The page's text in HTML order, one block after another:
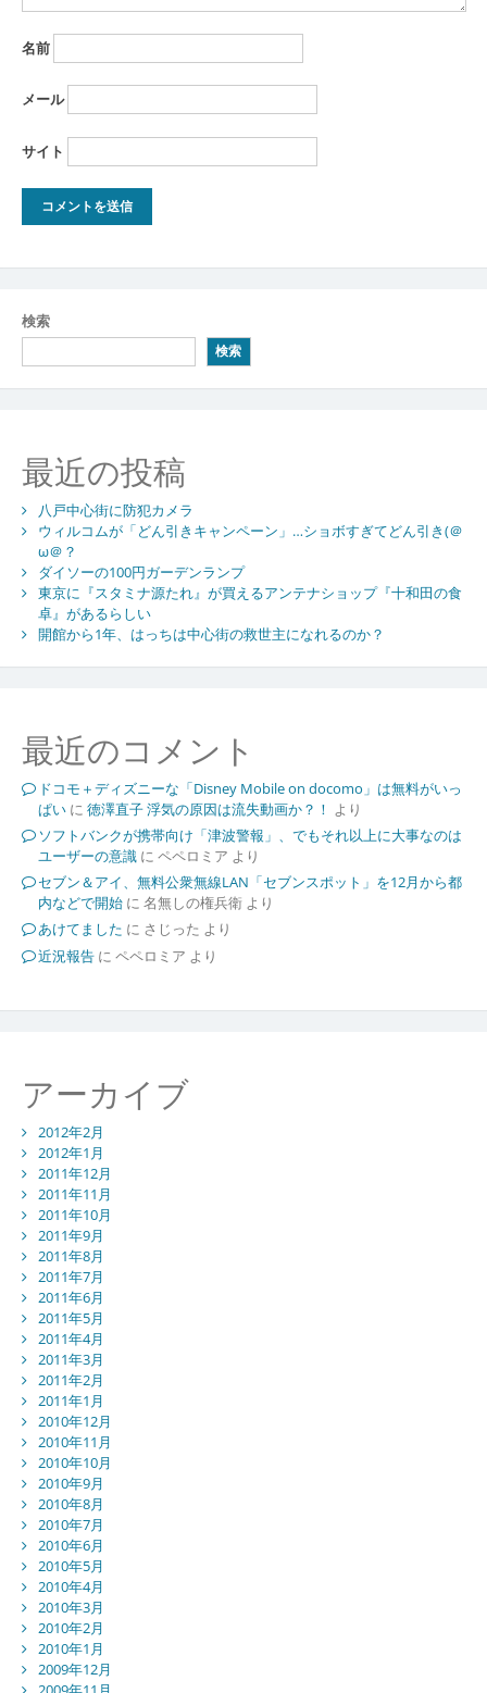
名前
メール
サイト
検索
検索
最近の投稿
八戸中心街に防犯カメラ
ウィルコムが「どん引きキャンペーン」…ショボすぎてどん引き(＠
ω＠？
ダイソーの100円ガーデンランプ
東京に『スタミナ源たれ』が買えるアンテナショップ『十和田の食
卓』があるらしい
開館から1年、はっちは中心街の救世主になれるのか？
最近のコメント
ドコモ＋ディズニーな「Disney Mobile on docomo」は無料がいっ
ぱいに 徳澤直子 浮気の原因は流失動画か？！ より
ソフトバンクが携帯向け「津波警報」、でもそれ以上に大事なのは
ユーザーの意識に ペペロミア より
セブン＆アイ、無料公衆無線LAN「セブンスポット」を12月から都
内などで開始に 名無しの権兵衛より
あけてました に さじった より
近況報告に ペペロミア より
アーカイブ
2012年2月
2012年1月
2011年12月
2011年11月
2011年10月
2011年9月
2011年8月
2011年7月
2011年6月
2011年5月
2011年4月
2011年3月
2011年2月
2011年1月
2010年12月
2010年11月
2010年10月
2010年9月
2010年8月
2010年7月
2010年6月
2010年5月
2010年4月
2010年3月
2010年2月
2010年1月
2009年12月